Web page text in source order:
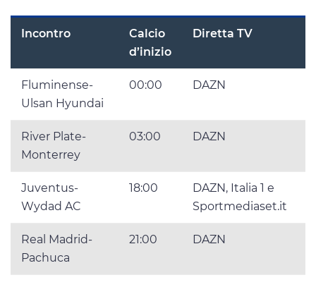
Incontro
Calcio
d’inizio
Diretta TV
Fluminense-
Ulsan Hyundai
00:00 DAZN
River Plate-
Monterrey
03:00 DAZN
Juventus-
Wydad AC
18:00
DAZN, Italia 1 e
Sportmediaset.it
Real Madrid-
Pachuca
21:00 DAZN